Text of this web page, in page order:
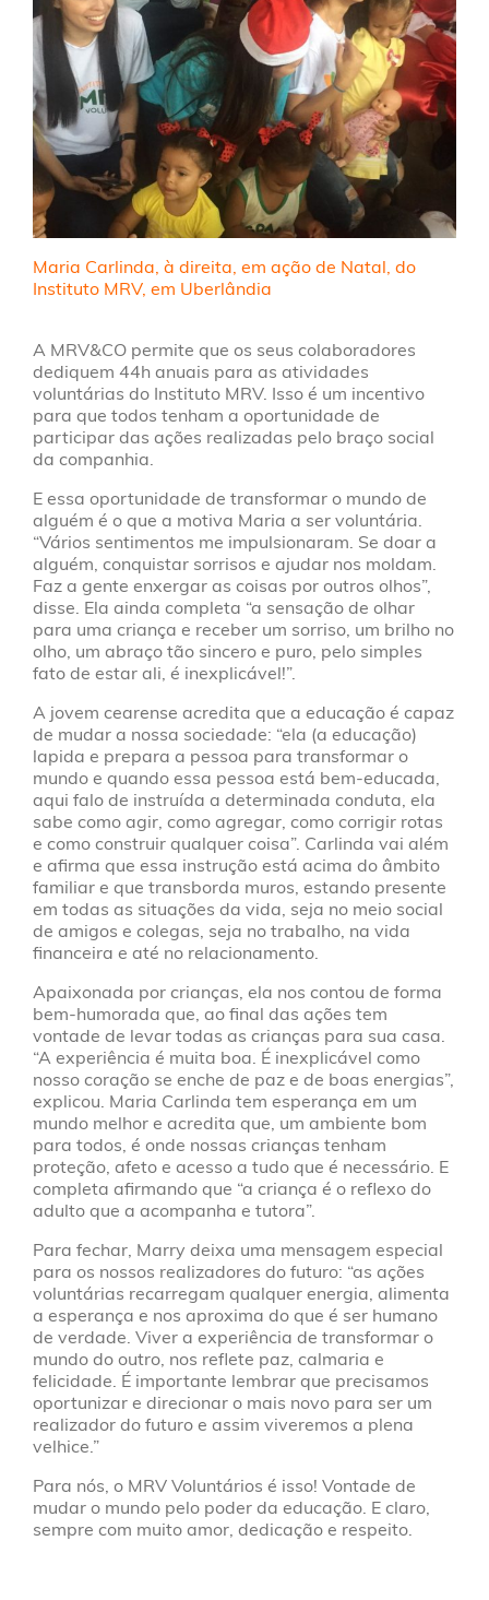
Maria Carlinda, à direita, em ação de Natal, do
Instituto MRV, em Uberlândia
A MRV&CO permite que os seus colaboradores
dediquem 44h anuais para as atividades
voluntárias do Instituto MRV. Isso é um incentivo
para que todos tenham a oportunidade de
participar das ações realizadas pelo braço social
da companhia.
E essa oportunidade de transformar o mundo de
alguém é o que a motiva Maria a ser voluntária.
“Vários sentimentos me impulsionaram. Se doar a
alguém, conquistar sorrisos e ajudar nos moldam.
Faz a gente enxergar as coisas por outros olhos”,
disse. Ela ainda completa “a sensação de olhar
para uma criança e receber um sorriso, um brilho no
olho, um abraço tão sincero e puro, pelo simples
fato de estar ali, é inexplicável!”.
A jovem cearense acredita que a educação é capaz
de mudar a nossa sociedade: “ela (a educação)
lapida e prepara a pessoa para transformar o
mundo e quando essa pessoa está bem-educada,
aqui falo de instruída a determinada conduta, ela
sabe como agir, como agregar, como corrigir rotas
e como construir qualquer coisa”. Carlinda vai além
e afirma que essa instrução está acima do âmbito
familiar e que transborda muros, estando presente
em todas as situações da vida, seja no meio social
de amigos e colegas, seja no trabalho, na vida
financeira e até no relacionamento.
Apaixonada por crianças, ela nos contou de forma
bem-humorada que, ao final das ações tem
vontade de levar todas as crianças para sua casa.
“A experiência é muita boa. É inexplicável como
nosso coração se enche de paz e de boas energias”,
explicou. Maria Carlinda tem esperança em um
mundo melhor e acredita que, um ambiente bom
para todos, é onde nossas crianças tenham
proteção, afeto e acesso a tudo que é necessário. E
completa afirmando que “a criança é o reflexo do
adulto que a acompanha e tutora”.
Para fechar, Marry deixa uma mensagem especial
para os nossos realizadores do futuro: “as ações
voluntárias recarregam qualquer energia, alimenta
a esperança e nos aproxima do que é ser humano
de verdade. Viver a experiência de transformar o
mundo do outro, nos reflete paz, calmaria e
felicidade. É importante lembrar que precisamos
oportunizar e direcionar o mais novo para ser um
realizador do futuro e assim viveremos a plena
velhice.”
Para nós, o MRV Voluntários é isso! Vontade de
mudar o mundo pelo poder da educação. E claro,
sempre com muito amor, dedicação e respeito.